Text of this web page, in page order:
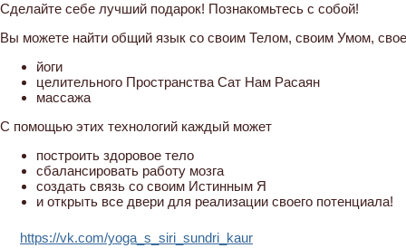
Сделайте себе лучший подарок! Познакомьтесь с собой!
Вы можете найти общий язык со своим Телом, своим Умом,
йоги
целительного Пространства Сат Нам Расаян
массажа
С помощью этих технологий каждый может
построить здоровое тело
сбалансировать работу мозга
создать связь со своим Истинным Я
и открыть все двери для реализации своего потенциала!
https://vk.com/yoga_s_siri_sundri_kaur